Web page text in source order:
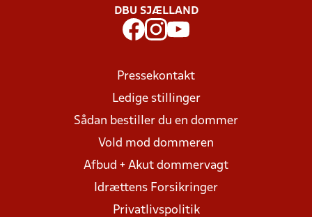
DBU SJÆLLAND
Pressekontakt
Ledige stillinger
Sådan bestiller du en dommer
Vold mod dommeren
Afbud + Akut dommervagt
Idrættens Forsikringer
Privatlivspolitik